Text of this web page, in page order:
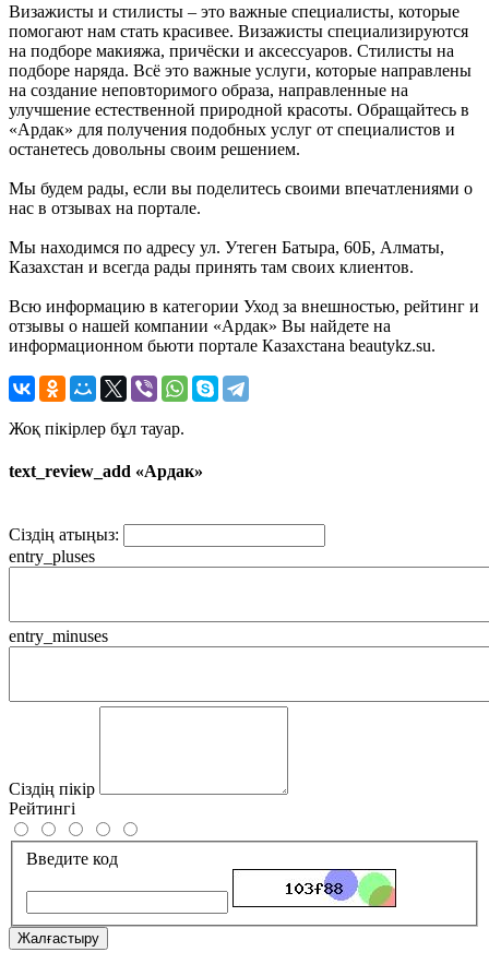
Визажисты и стилисты – это важные специалисты, которые
помогают нам стать красивее. Визажисты специализируются
на подборе макияжа, причёски и аксессуаров. Стилисты на
подборе наряда. Всё это важные услуги, которые направлены
на создание неповторимого образа, направленные на
улучшение естественной природной красоты. Обращайтесь в
«Ардак» для получения подобных услуг от специалистов и
останетесь довольны своим решением.
Мы будем рады, если вы поделитесь своими впечатлениями о
нас в отзывах на портале.
Мы находимся по адресу ул. Утеген Батыра, 60Б, Алматы,
Казахстан и всегда рады принять там своих клиентов.
Всю информацию в категории Уход за внешностью, рейтинг и
отзывы о нашей компании «Ардак» Вы найдете на
информационном бьюти портале Казахстана beautykz.su.
Жоқ пікірлер бұл тауар.
text_review_add «Ардак»
Сіздің атыңыз:
entry_pluses
entry_minuses
Сіздің пікір
Рейтингі
Введите код
Жалғастыру